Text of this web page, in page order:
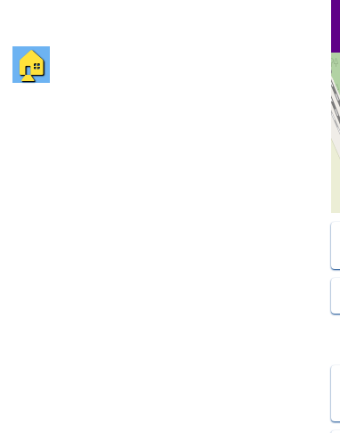
🏠